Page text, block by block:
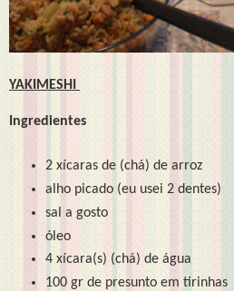
YAKIMESHI
Ingredientes
2 xícaras de (chá) de arroz
alho picado (eu usei 2 dentes)
sal a gosto
óleo
4 xícara(s) (chá) de água
100 gr de presunto em tirinhas